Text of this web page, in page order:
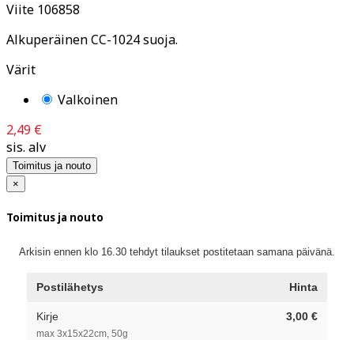
Viite 106858
Alkuperäinen CC-1024 suoja.
Värit
Valkoinen
2,49 €
sis. alv
Toimitus ja nouto
×
Toimitus ja nouto
Arkisin ennen klo 16.30 tehdyt tilaukset postitetaan samana päivänä.
Postilähetys Hinta
Kirje
max 3x15x22cm, 50g
3,00 €